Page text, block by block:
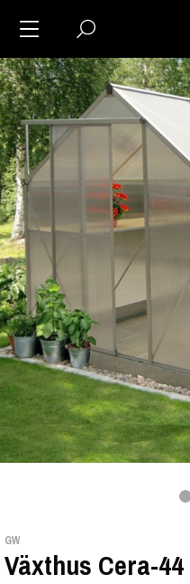
GW
Växthus Cera-44